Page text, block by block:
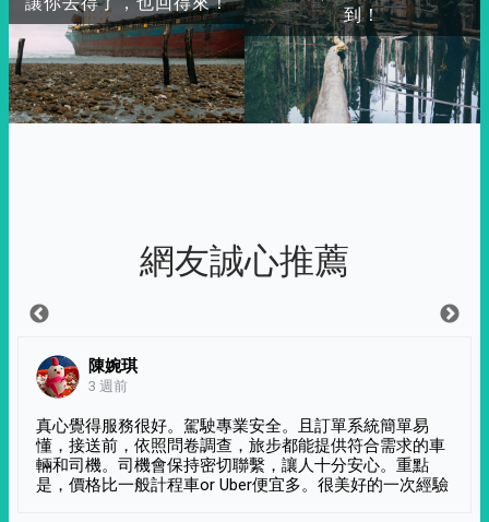
到！
網友誠心推薦
陳婉琪
3 週前
真心覺得服務很好。駕駛專業安全。且訂單系統簡單易
懂，接送前，依照問卷調查，旅步都能提供符合需求的車
輛和司機。司機會保持密切聯繫，讓人十分安心。重點
是，價格比一般計程車or Uber便宜多。很美好的一次經驗